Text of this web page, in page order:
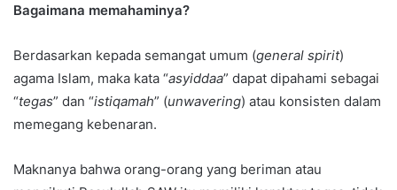
Bagaimana memahaminya?
Berdasarkan kepada semangat umum (general spirit)
agama Islam, maka kata “asyiddaa” dapat dipahami sebagai
“tegas” dan “istiqamah” (unwavering) atau konsisten dalam
memegang kebenaran.
Maknanya bahwa orang-orang yang beriman atau